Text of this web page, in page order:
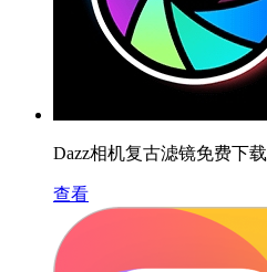
Dazz相机复古滤镜免费下载
查看